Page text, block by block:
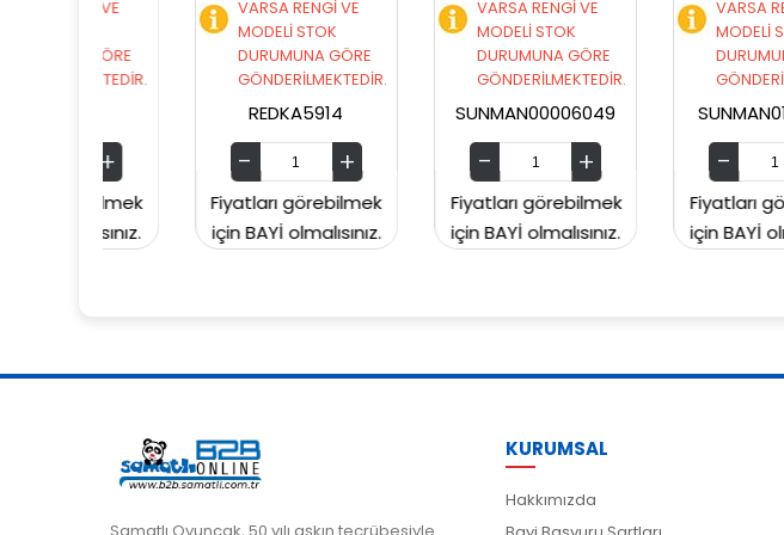
VARSA RENGİ VE
MODELİ STOK
DURUMUNA GÖRE
GÖNDERİLMEKTEDİR.
REDKA5914
Fiyatları görebilmek
için BAYİ olmalısınız.
VARSA RENGİ VE
MODELİ STOK
DURUMUNA GÖRE
GÖNDERİLMEKTEDİR.
SUNMAN00006049
Fiyatları görebilmek
için BAYİ olmalısınız.
VARSA RENGİ VE
MODELİ STOK
DURUMUNA GÖRE
GÖNDERİLMEKTEDİR.
SUNMAN01006377
Fiyatları görebilmek
için BAYİ olmalısınız.
KURUMSAL
Hakkımızda